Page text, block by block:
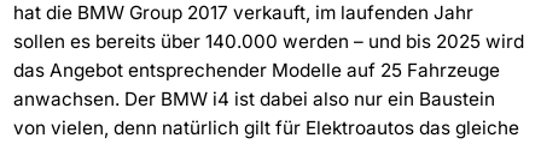
hat die BMW Group 2017 verkauft, im laufenden Jahr
sollen es bereits über 140.000 werden – und bis 2025 wird
das Angebot entsprechender Modelle auf 25 Fahrzeuge
anwachsen. Der BMW i4 ist dabei also nur ein Baustein
von vielen, denn natürlich gilt für Elektroautos das gleiche